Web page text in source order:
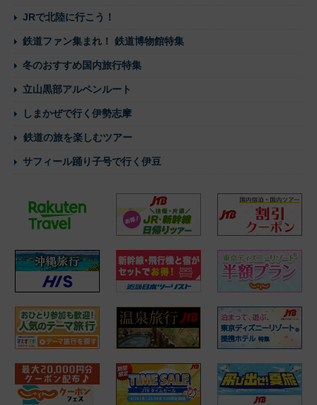
JRで北陸に行こう！
鉄道ファン集まれ！ 鉄道博物館特集
冬のおすすめ国内旅行特集
立山黒部アルペンルート
しまかぜで行く伊勢志摩
鉄道の旅を楽しむツアー
サフィール踊り子号で行く伊豆